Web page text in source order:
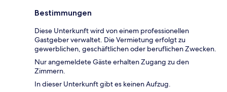
Bestimmungen
Diese Unterkunft wird von einem professionellen
Gastgeber verwaltet. Die Vermietung erfolgt zu
gewerblichen, geschäftlichen oder beruflichen Zwecken.
Nur angemeldete Gäste erhalten Zugang zu den
Zimmern.
In dieser Unterkunft gibt es keinen Aufzug.